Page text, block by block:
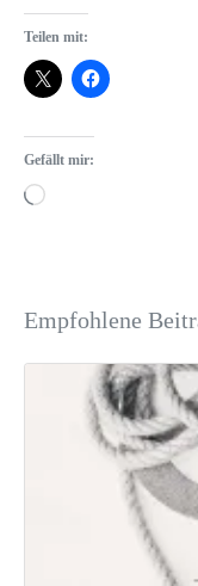
Teilen mit:
Gefällt mir:
Empfohlene